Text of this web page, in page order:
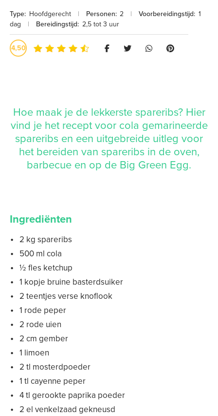
Type: Hoofdgerecht | Personen: 2 | Voorbereidingstijd: 1
dag
| Bereidingstijd: 2,5 tot 3 uur
4,50
Hoe maak je de lekkerste spareribs? Hier
vind je het recept voor cola gemarineerde
spareribs en een uitgebreide uitleg voor
het bereiden van spareribs in de oven,
barbecue en op de Big Green Egg.
Ingrediënten
2 kg spareribs
500 ml cola
½ fles ketchup
1 kopje bruine basterdsuiker
2 teentjes verse knoflook
1 rode peper
2 rode uien
2 cm gember
1 limoen
2 tl mosterdpoeder
1 tl cayenne peper
4 tl gerookte paprika poeder
2 el venkelzaad gekneusd